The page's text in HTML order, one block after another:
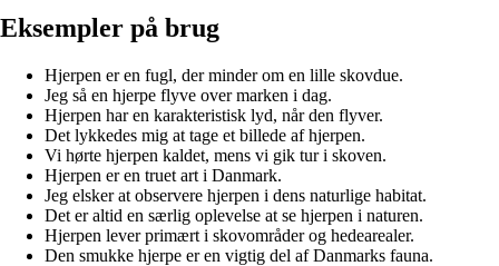
Eksempler på brug
Hjerpen er en fugl, der minder om en lille skovdue.
Jeg så en hjerpe flyve over marken i dag.
Hjerpen har en karakteristisk lyd, når den flyver.
Det lykkedes mig at tage et billede af hjerpen.
Vi hørte hjerpen kaldet, mens vi gik tur i skoven.
Hjerpen er en truet art i Danmark.
Jeg elsker at observere hjerpen i dens naturlige habitat.
Det er altid en særlig oplevelse at se hjerpen i naturen.
Hjerpen lever primært i skovområder og hedearealer.
Den smukke hjerpe er en vigtig del af Danmarks fauna.